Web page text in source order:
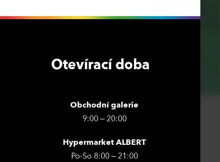
Otevírací doba
Obchodní galerie
9:00 – 20:00
Hypermarket ALBERT
Po-So 8:00 – 21:00